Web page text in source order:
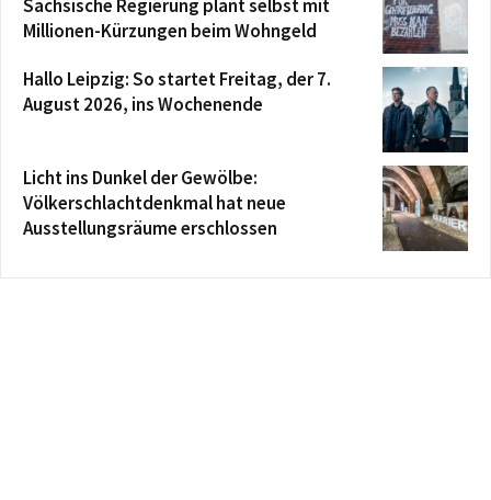
Sächsische Regierung plant selbst mit
Millionen-Kürzungen beim Wohngeld
Hallo Leipzig: So startet Freitag, der 7.
August 2026, ins Wochenende
Licht ins Dunkel der Gewölbe:
Völkerschlachtdenkmal hat neue
Ausstellungsräume erschlossen